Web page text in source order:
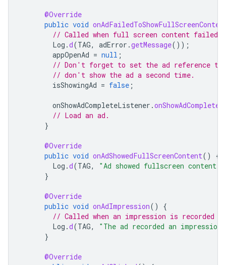
@Override
public void
// Called when full screen content failed
Log .d(TAG, adError .getMessage());
appOpenAd = null ;
// Don't forget to set the ad reference to
// don't show the ad a second time.
isShowingAd = false ;
onShowAdCompleteListener .onShowAdComplete
// Load an ad.
}
@Override
public void onAdShowedFullScreenContent()
{
Log .d(TAG, "Ad showed fullscreen content."
}
@Override
public void onAdImpression()
{
// Called when an impression is recorded
Log .d(TAG,
"The ad recorded an
}
@Override